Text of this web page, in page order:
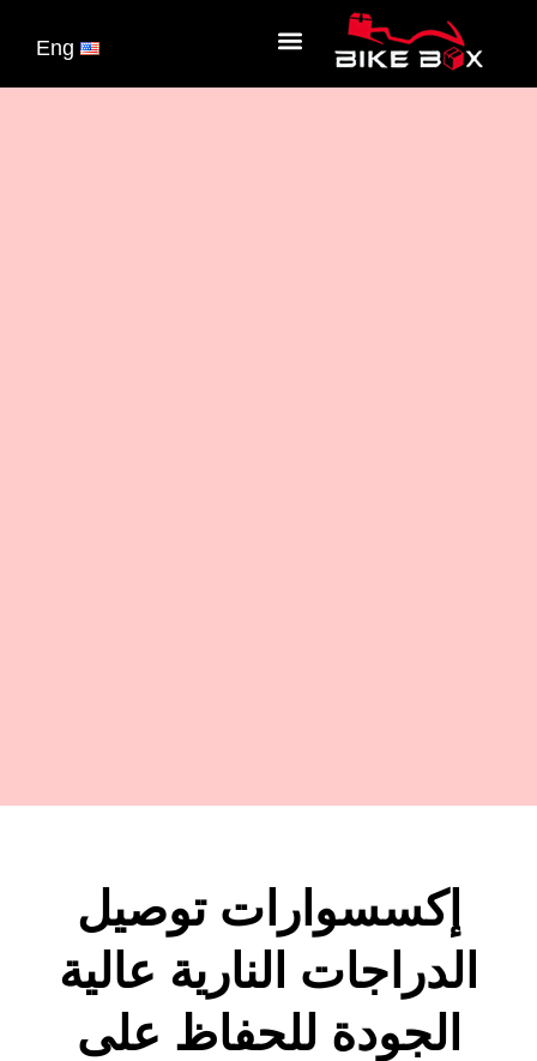
Eng
إكسسوارات توصيل
الدراجات النارية عالية
الجودة للحفاظ على